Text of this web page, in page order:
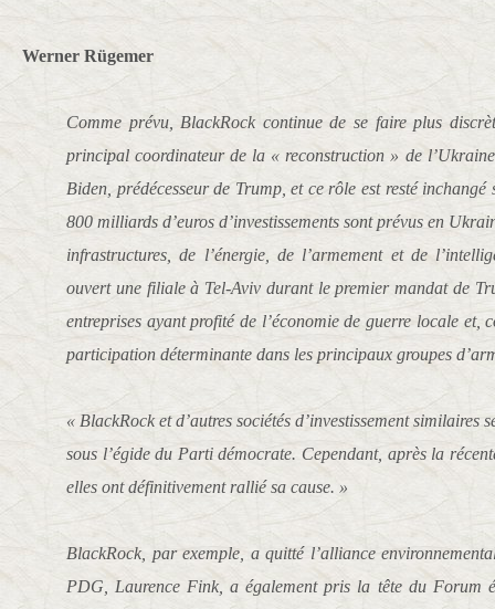
Werner Rügemer
Comme prévu, BlackRock continue de se faire plus
principal coordinateur de la « reconstruction » de
Biden, prédécesseur de Trump, et ce rôle est resté
800 milliards d’euros d’investissements sont prévus en
infrastructures, de l’énergie, de l’armement et de
ouvert une filiale à Tel-Aviv durant le premier mandat de
entreprises ayant profité de l’économie de guerre locale et,
participation déterminante dans les principaux groupes
« BlackRock et d’autres sociétés d’investissement similaires
sous l’égide du Parti démocrate. Cependant, après la
elles ont définitivement rallié sa cause. »
BlackRock, par exemple, a quitté l’alliance
PDG, Laurence Fink, a également pris la tête du Forum